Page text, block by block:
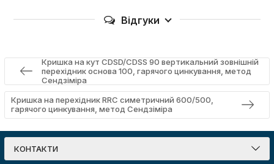
Відгуки
Кришка на кут CDSD/CDSS 90 вертикальний зовнішній
перехідник основа 100, гарячого цинкування, метод
Сендзіміра
Кришка на перехідник RRC симетричний 600/500,
гарячого цинкування, метод Сендзіміра
КОНТАКТИ